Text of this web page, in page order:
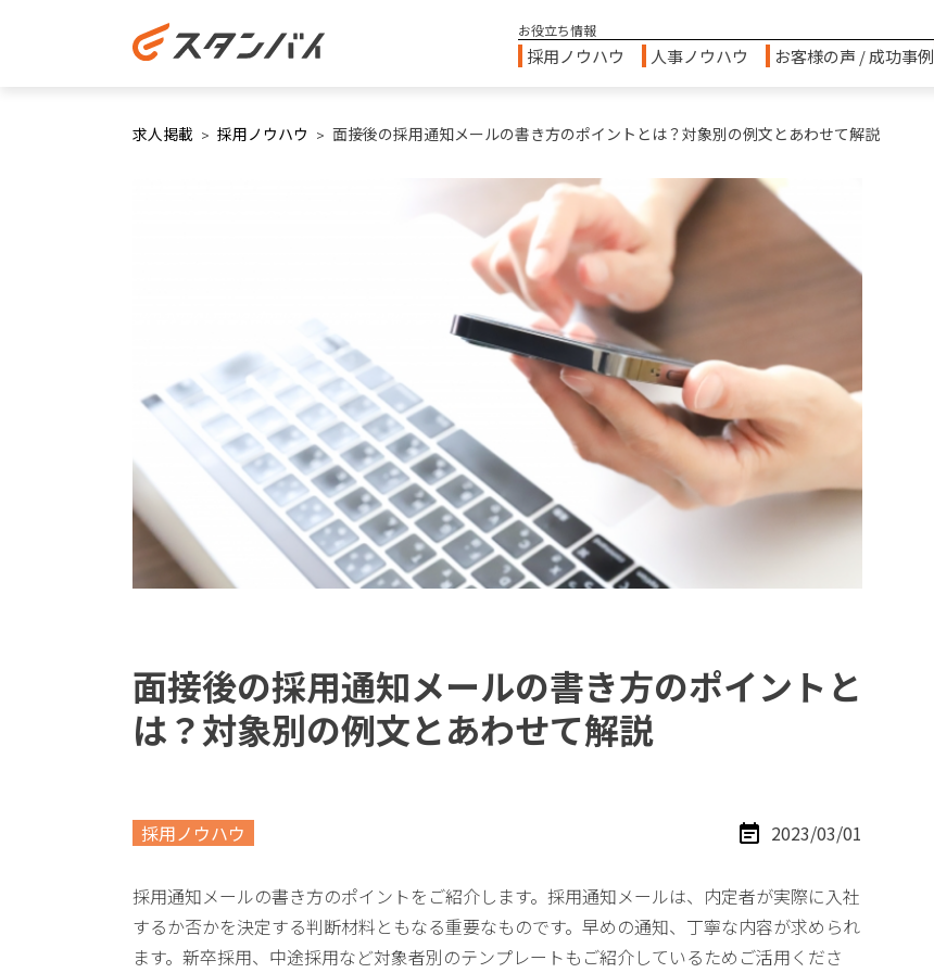
採用ノウハウ 人事ノウハウ お客様の声 / 成功事例
求人掲載 採用ノウハウ 面接後の採用通知メールの書き方のポイントとは？対象別の例文とあわせて解説
面接後の採用通知メールの書き方のポイントと
は？対象別の例文とあわせて解説
採用ノウハウ 2023/03/01
採用通知メールの書き方のポイントをご紹介します。採用通知メールは、内定者が実際に入社
するか否かを決定する判断材料ともなる重要なものです。早めの通知、丁寧な内容が求められ
ます。新卒採用、中途採用など対象者別のテンプレートもご紹介しているためご活用くださ